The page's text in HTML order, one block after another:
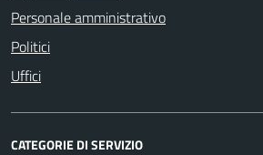
Personale amministrativo
Politici
Uffici
CATEGORIE DI SERVIZIO